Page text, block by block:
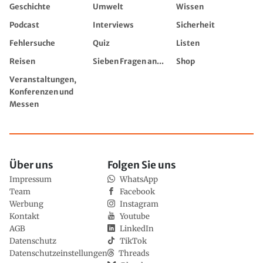
Geschichte Umwelt
Wissen
Podcast
Interviews
Sicherheit
Fehlersuche
Quiz
Listen
Reisen
Sieben Fragen an...
Shop
Veranstaltungen,
Konferenzen und
Messen
Über uns
Impressum
Team
Werbung
Kontakt
AGB
Datenschutz
Datenschutzeinstellungen
Folgen Sie uns
WhatsApp
Facebook
Instagram
Youtube
LinkedIn
TikTok
Threads